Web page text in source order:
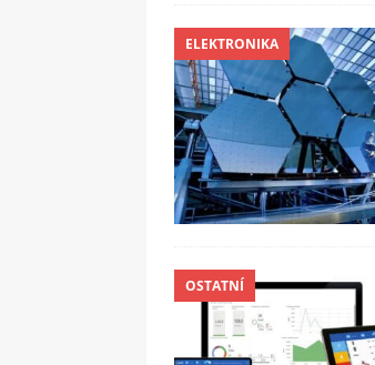
ELEKTRONIKA
OSTATNÍ